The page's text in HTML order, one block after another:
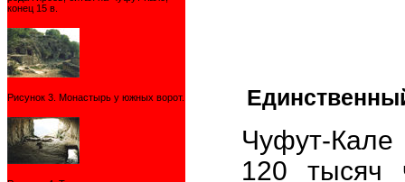
конец 15 в.
Рисунок 3. Монастырь у южных ворот.
Чуфут-
120 тысяч